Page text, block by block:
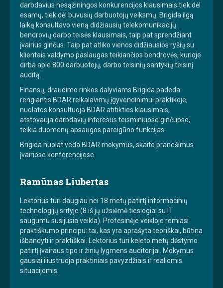
darbdavius nesąžiningos konkurencijos klausimais tiek dėl
esamų, tiek dėl buvusių darbuotojų veiksmų. Brigida ilgą
laiką konsultavo vieną didžiausių telekomunikacijų
bendrovių darbo teisės klausimais, taip pat sprendžiant
įvairius ginčus. Taip pat atliko vienos didžiausios ryšių su
klientais valdymo paslaugas teikiančios bendrovės, kurioje
dirba apie 800 darbuotojų, darbo teisinių santykių teisinį
auditą.
Finansų, draudimo rinkos dalyviams Brigida padeda
rengiantis BDAR reikalavimų įgyvendinimui praktikoje,
nuolatos konsultuoja BDAR atitikties klausimais,
atstovauja darbdavių interesus teisminiuose ginčuose,
teikia duomenų apsaugos pareigūno funkcijas.
Brigida nuolat veda BDAR mokymus, skaito pranešimus
įvairiose konferencijose.
Ramūnas Liubertas
Lektorius turi daugiau nei 18 metų patirtį informacinių
technologijų srityje (8 iš jų užsiėmė tiesiogiai su IT
saugumu susijusia veikla). Profesinėje veikloje remiasi
praktiškumo principu: tai, kas yra aprašyta teoriškai, būtina
išbandyti ir praktiškai. Lektorius turi keleto metų dėstymo
patirtį įvairaus tipo ir žinių lygmens auditorijai. Mokymus
gausiai iliustruoja praktiniais pavyzdžiais ir realiomis
situacijomis.